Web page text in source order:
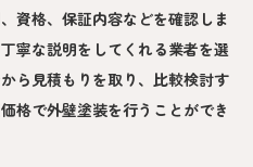
資格、保証内容などを確認しま
寧な説明をしてくれる業者を選
ら見積もりを取り、比較検討す
格で外壁塗装を行うことができ